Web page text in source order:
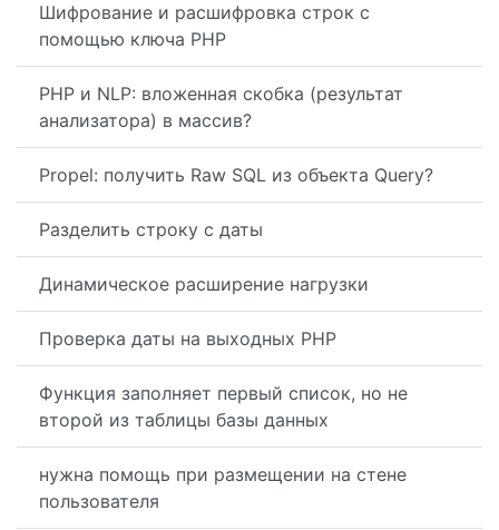
Шифрование и расшифровка строк с
помощью ключа PHP
PHP и NLP: вложенная скобка (результат
анализатора) в массив?
Propel: получить Raw SQL из объекта Query?
Разделить строку с даты
Динамическое расширение нагрузки
Проверка даты на выходных PHP
Функция заполняет первый список, но не
второй из таблицы базы данных
нужна помощь при размещении на стене
пользователя